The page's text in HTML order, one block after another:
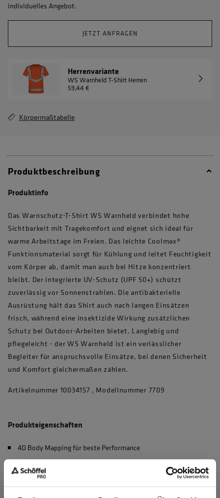
individuelles Angebot.
JETZT ANFRAGEN
Herrenvariante
WS Warnheld T-Shirt Herren
59,44 €
Körpermaßtabelle
Produktbeschreibung
Produktinfo
Das Warnschutz-T-Shirt WS Warnheld verbindet hohe
Sichtbarkeit mit Tragekomfort und eignet sich ideal für
warme Arbeitstage im Freien. Das leichte Coolmax®
Funktionsmaterial sorgt für Kühlung und leitet Feuchtigkeit
vom Körper ab, damit man auch bei Hitze konzentriert
bleibt. Der integrierte UV-Schutz (UPF 50+) schützt
zuverlässig vor Sonnenstrahlen. Die antibakterielle
Ausrüstung hält das Shirt auch nach langen Einsätzen
frisch, während eine insektizide Wirkung zusätzlichen
Schutz bei Outdoor-Arbeiten bietet. Langlebig und
pflegeleicht - der WS Warnheld ist ein verlässlicher
Begleiter für anspruchsvolle Einsätze, bei denen Sicherheit
und Komfort gleichermaßen zählen.
Artikelnummer 10034157 , Modellnummer 7709
Produkteigenschaften
4D Body Mapping für beste Performance
Waschbar bei 60°C, max. 50 Haushaltswäschen (EN 20471)
UV Schutz nach EN 13758-2, UPF 50+